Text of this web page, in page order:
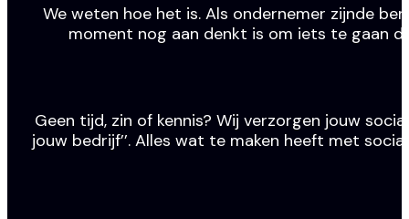
We weten hoe het is. Als ondernemer zijnde
moment nog aan denkt is om iets te gaan
Geen tijd, zin of kennis? Wij verzorgen jouw
jouw bedrijf’’. Alles wat te maken heeft met